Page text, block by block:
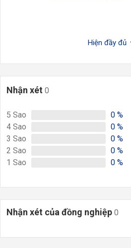
Hiện đầy đủ
Nhận xét 0
5 Sao 0 %
4 Sao 0 %
3 Sao 0 %
2 Sao 0 %
1 Sao 0 %
Nhận xét của đồng nghiệp 0